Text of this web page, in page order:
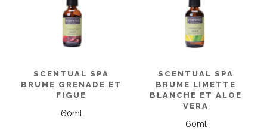
SCENTUAL SPA
BRUME GRENADE ET
FIGUE
60ml
SCENTUAL SPA
BRUME LIMETTE
BLANCHE ET ALOE
VERA
60ml